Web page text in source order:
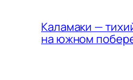
Каламаки —
на южном